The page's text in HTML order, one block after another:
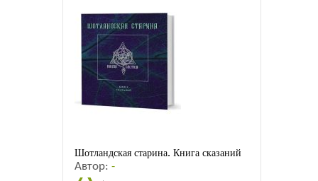
Шотландская старина. Книга сказаний
Автор:-